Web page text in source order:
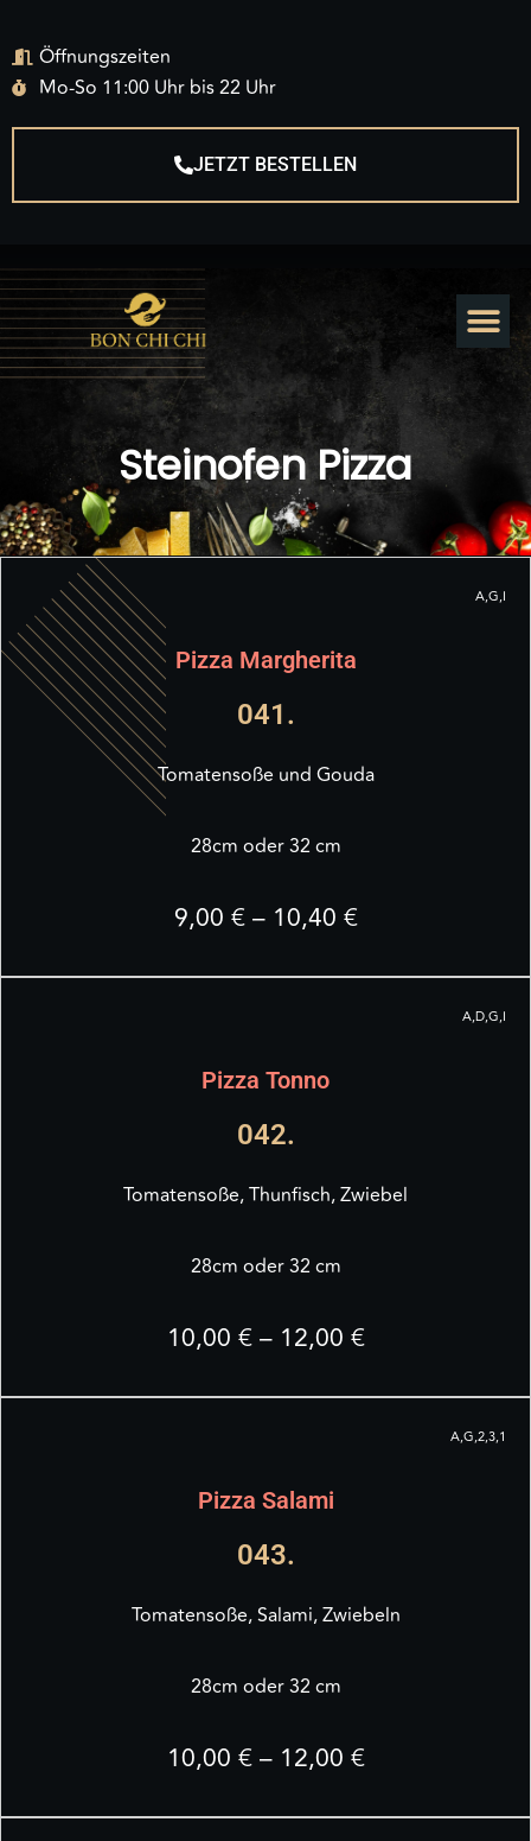
Öffnungszeiten
Mo-So 11:00 Uhr bis 22 Uhr
JETZT BESTELLEN
Steinofen Pizza
A,G,I
Pizza Margherita
041.
Tomatensoße und Gouda
28cm oder 32 cm
9,00 € – 10,40 €
A,D,G,I
Pizza Tonno
042.
Tomatensoße, Thunfisch, Zwiebel
28cm oder 32 cm
10,00 € – 12,00 €
A,G,2,3,1
Pizza Salami
043.
Tomatensoße, Salami, Zwiebeln
28cm oder 32 cm
10,00 € – 12,00 €